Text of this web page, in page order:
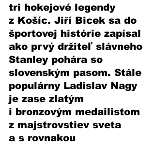
tri hokejové legendy
z Košíc. Jiří Bicek sa do
športovej histórie zapísal
ako prvý držiteľ slávneho
Stanley pohára so
slovenským pasom. Stále
populárny Ladislav Nagy
je zase zlatým
i bronzovým medailistom
z majstrovstiev sveta
a s rovnakou